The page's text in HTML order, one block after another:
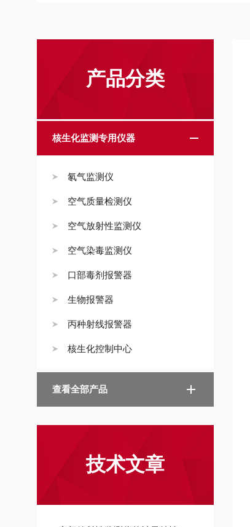
产品分类
核生化监测专用仪器
氡气监测仪
空气质量检测仪
空气放射性监测仪
空气染毒监测仪
口部毒剂报警器
生物报警器
丙种射线报警器
核生化控制中心
查看全部产品
技术文章